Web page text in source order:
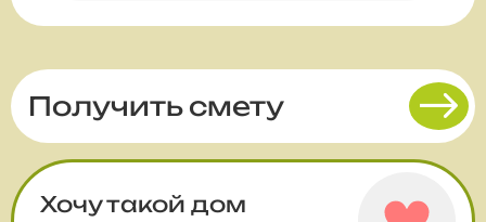
Получить смету
Хочу такой дом